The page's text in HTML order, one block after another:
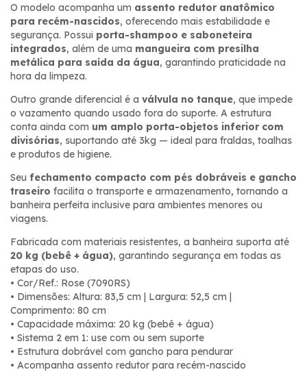
O modelo acompanha um assento redutor anatômico
para recém-nascidos, oferecendo mais estabilidade e
segurança. Possui porta-shampoo e saboneteira
integrados, além de uma mangueira com presilha
metálica para saída da água, garantindo praticidade na
hora da limpeza.
Outro grande diferencial é a válvula no tanque, que impede
o vazamento quando usado fora do suporte. A estrutura
conta ainda com um amplo porta-objetos inferior com
divisórias, suportando até 3kg — ideal para fraldas, toalhas
e produtos de higiene.
Seu fechamento compacto com pés dobráveis e gancho
traseiro facilita o transporte e armazenamento, tornando a
banheira perfeita inclusive para ambientes menores ou
viagens.
Fabricada com materiais resistentes, a banheira suporta até
20 kg (bebê + água), garantindo segurança em todas as
etapas do uso.
• Cor/Ref.: Rose (7090RS)
• Dimensões: Altura: 83,5 cm | Largura: 52,5 cm |
Comprimento: 80 cm
• Capacidade máxima: 20 kg (bebê + água)
• Sistema 2 em 1: use com ou sem suporte
• Estrutura dobrável com gancho para pendurar
• Acompanha assento redutor para recém-nascido